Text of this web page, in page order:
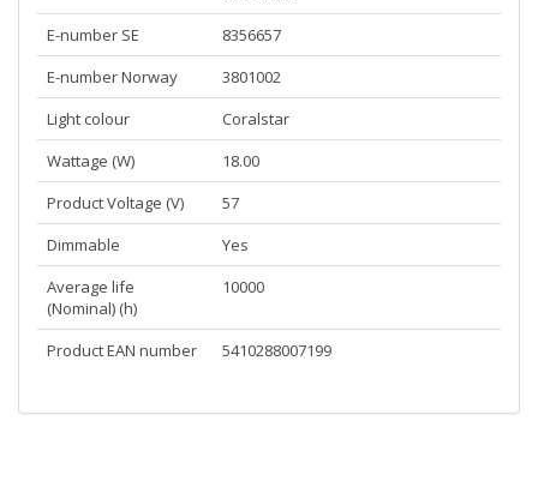
E-number SE
8356657
E-number Norway
3801002
Light colour
Coralstar
Wattage (W)
18.00
Product Voltage (V)
57
Dimmable
Yes
Average life
(Nominal) (h)
10000
Product EAN number 5410288007199